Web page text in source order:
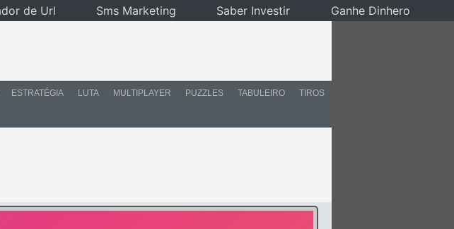
ESTRATÉGIA LUTA MULTIPLAYER PUZZLES TABULEIRO TIROS
de Url Sms Marketing Saber Investir Ganhe Dinhero